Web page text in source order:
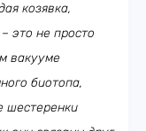
козявка,
это не просто
вакууме
биотопа,
шестеренки